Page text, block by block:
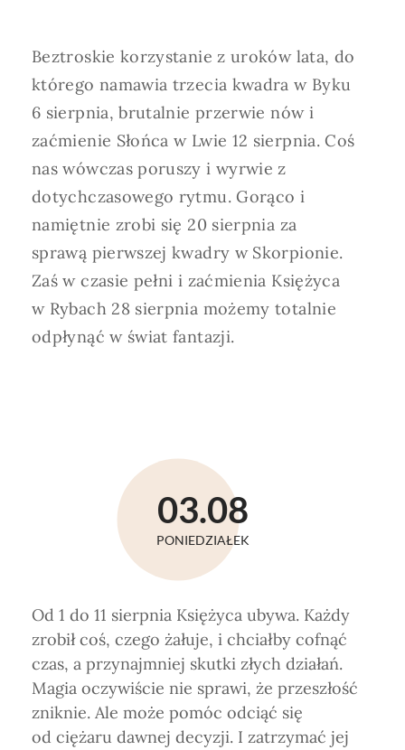
Beztroskie korzystanie z uroków lata, do
którego namawia trzecia kwadra w Byku
6 sierpnia, brutalnie przerwie nów i
zaćmienie Słońca w Lwie 12 sierpnia. Coś
nas wówczas poruszy i wyrwie z
dotychczasowego rytmu. Gorąco i
namiętnie zrobi się 20 sierpnia za
sprawą pierwszej kwadry w Skorpionie.
Zaś w czasie pełni i zaćmienia Księżyca
w Rybach 28 sierpnia możemy totalnie
odpłynąć w świat fantazji.
03.08
PONIEDZIAŁEK
Od 1 do 11 sierpnia Księżyca ubywa. Każdy
zrobił coś, czego żałuje, i chciałby cofnąć
czas, a przynajmniej skutki złych działań.
Magia oczywiście nie sprawi, że przeszłość
zniknie. Ale może pomóc odciąć się
od ciężaru dawnej decyzji. I zatrzymać jej